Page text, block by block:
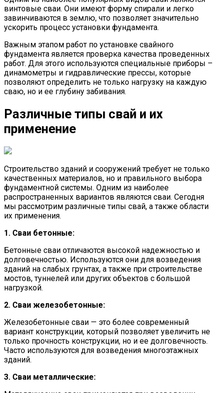
винтовые сваи. Они имеют форму спирали и легко
завинчиваются в землю, что позволяет значительно
ускорить процесс установки фундамента.
Важным этапом работ по установке свайного
фундамента является проверка качества проведенных
работ. Для этого используются специальные приборы –
динамометры и гидравлические прессы, которые
позволяют определить не только нагрузку на каждую
сваю, но и ее глубину забивания.
Различные типы свай и их
применение
Строительство зданий и сооружений требует не только
качественных материалов, но и правильного выбора
фундаментной системы. Одним из наиболее
распространенных вариантов являются сваи. Сегодня
мы рассмотрим различные типы свай, а также области
их применения.
1. Сваи бетонные:
Бетонные сваи отличаются высокой надежностью и
долговечностью. Используются они для возведения
зданий на слабых грунтах, а также при строительстве
мостов, туннелей или других объектов с большой
нагрузкой.
2. Сваи железобетонные:
Железобетонные сваи — это более современный
вариант конструкции, который позволяет увеличить не
только прочность конструкции, но и ее долговечность.
Часто используются для возведения многоэтажных
зданий.
3. Сваи металлические: